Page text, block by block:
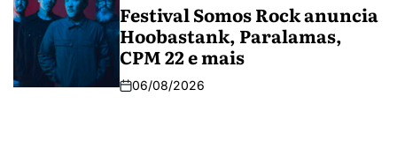
Festival Somos Rock anuncia
Hoobastank, Paralamas,
CPM 22 e mais
06/08/2026